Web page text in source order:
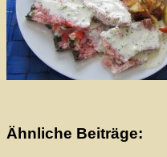
Ähnliche Beiträge: